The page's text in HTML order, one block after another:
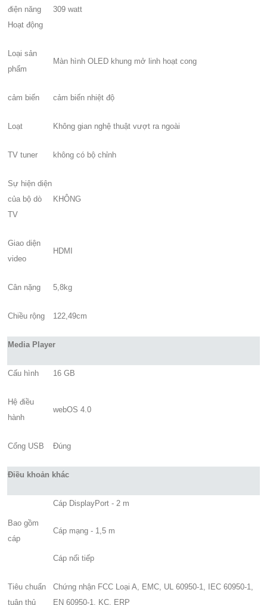
điện năng
Hoạt động
309 watt
Loại sản
phẩm
Màn hình OLED khung mở linh hoạt cong
cảm biến cảm biến nhiệt độ
Loạt Không gian nghệ thuật vượt ra ngoài
TV tuner không có bộ chỉnh
Sự hiện diện
của bộ dò
TV
KHÔNG
Giao diện
video
HDMI
Cân nặng 5,8kg
Chiều rộng 122,49cm
Media Player
Cấu hình 16 GB
Hệ điều
hành
webOS 4.0
Cổng USB Đúng
Điều khoản khác
Bao gồm
cáp
Cáp DisplayPort - 2 m
Cáp mạng - 1,5 m
Cáp nối tiếp
Tiêu chuẩn
tuân thủ
Chứng nhận FCC Loại A, EMC, UL 60950-1, IEC 60950-1,
EN 60950-1, KC, ERP